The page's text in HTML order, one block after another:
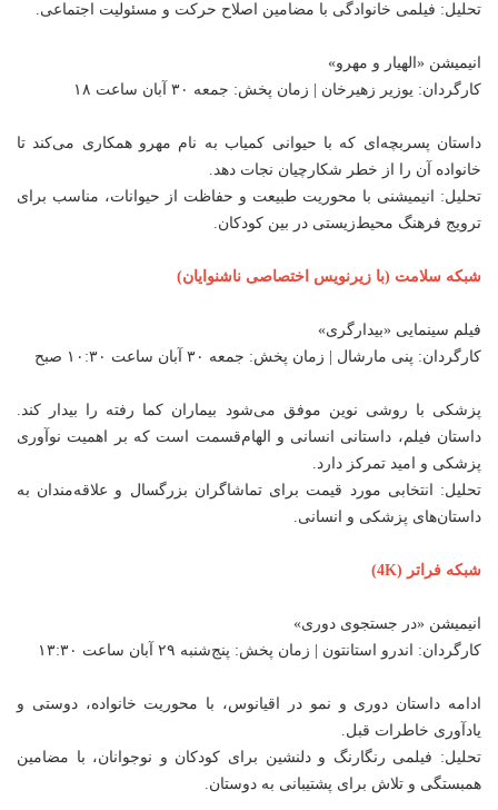
تحلیل: فیلمی خانوادگی با مضامین اصلاح حرکت و مسئولیت اجتماعی.
انیمیشن «الهیار و مهرو»
کارگردان: یوزیر زهیرخان | زمان پخش: جمعه ۳۰ آبان ساعت ۱۸
داستان پسربچه‌ای که با حیوانی کمیاب به نام مهرو همکاری می‌کند تا
خانواده آن را از خطر شکارچیان نجات دهد.
تحلیل: انیمیشنی با محوریت طبیعت و حفاظت از حیوانات، مناسب برای
ترویج فرهنگ محیط‌زیستی در بین کودکان.
شبکه سلامت (با زیرنویس اختصاصی ناشنوایان)
فیلم سینمایی «بیدارگری»
کارگردان: پنی مارشال | زمان پخش: جمعه ۳۰ آبان ساعت ۱۰:۳۰ صبح
پزشکی با روشی نوین موفق می‌شود بیماران کما رفته را بیدار کند.
داستان فیلم، داستانی انسانی و الهام‌قسمت است که بر اهمیت نوآوری
پزشکی و امید تمرکز دارد.
تحلیل: انتخابی مورد قیمت برای تماشاگران بزرگسال و علاقه‌مندان به
داستان‌های پزشکی و انسانی.
شبکه فراتر (4K)
انیمیشن «در جستجوی دوری»
کارگردان: اندرو استانتون | زمان پخش: پنج‌شنبه ۲۹ آبان ساعت ۱۳:۳۰
ادامه داستان دوری و نمو در اقیانوس، با محوریت خانواده، دوستی و
یادآوری خاطرات قبل.
تحلیل: فیلمی رنگارنگ و دلنشین برای کودکان و نوجوانان، با مضامین
همبستگی و تلاش برای پشتیبانی به دوستان.